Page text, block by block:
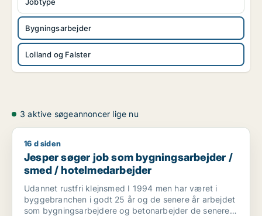
Bygningsarbejder
Lolland og Falster
3 aktive søgeannoncer lige nu
Jesper søger job som bygningsarbejder / smed /
16 d siden
Jesper søger job som bygningsarbejder /
smed / hotelmedarbejder
Udannet rustfri klejnsmed I 1994 men har været i
byggebranchen i godt 25 år og de senere år arbejdet
som bygningsarbejdere og betonarbejder de senere